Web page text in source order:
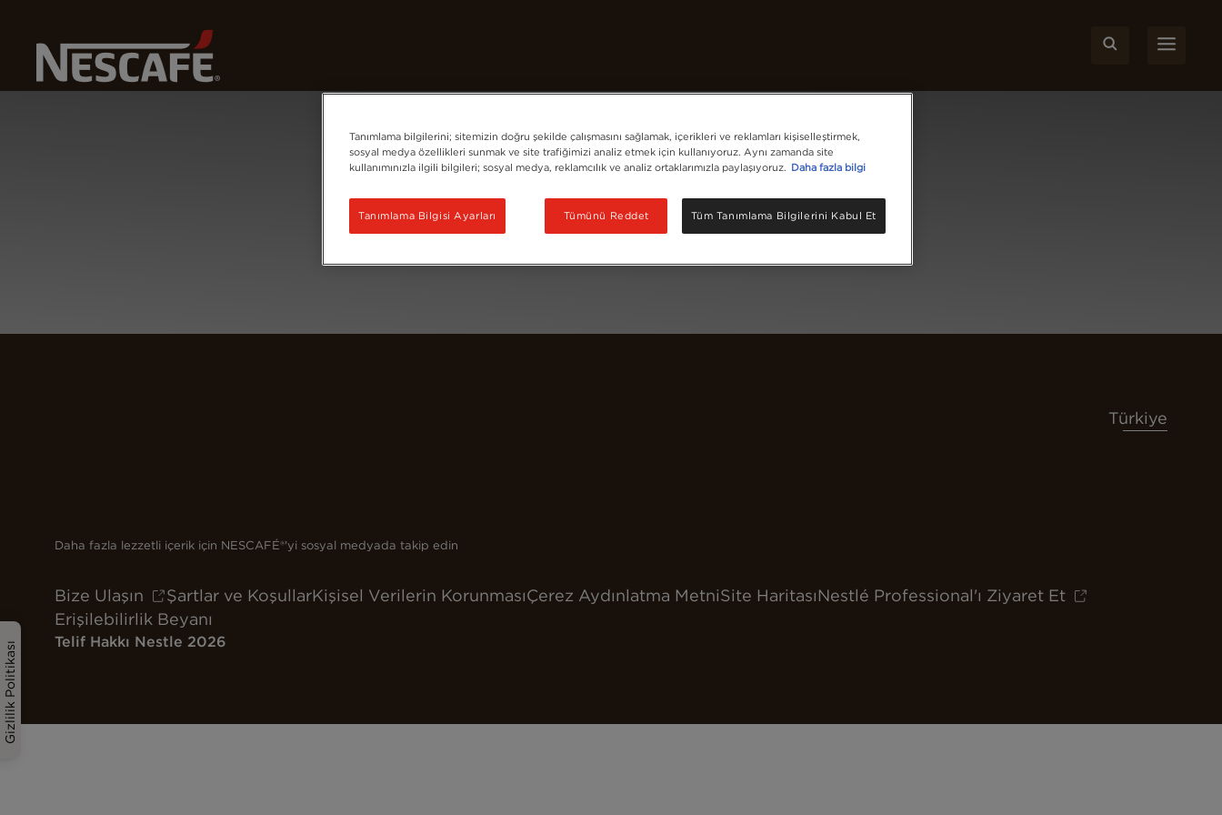
Gizlilik Politikası
Türkiye
Daha fazla lezzetli içerik için NESCAFÉ®'yi sosyal medyada takip edin
Bize Ulaşın Şartlar ve KoşullarKişisel Verilerin KorunmasıÇerez Aydınlatma MetniSite HaritasıNestlé Professional'ı Ziyaret Et
Erişilebilirlik Beyanı
Telif Hakkı Nestle 2026
Tanımlama bilgilerini; sitemizin doğru şekilde çalışmasını sağlamak, içerikleri ve reklamları kişiselleştirmek,
sosyal medya özellikleri sunmak ve site trafiğimizi analiz etmek için kullanıyoruz. Aynı zamanda site
kullanımınızla ilgili bilgileri; sosyal medya, reklamcılık ve analiz ortaklarımızla paylaşıyoruz. Daha fazla bilgi
Tanımlama Bilgisi Ayarları Tümünü Reddet Tüm Tanımlama Bilgilerini Kabul Et